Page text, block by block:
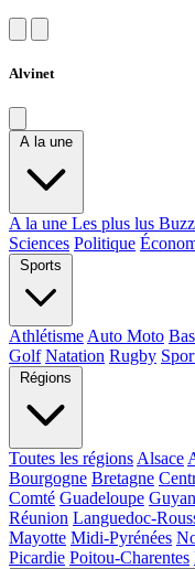
Alvinet
A la une
A la une Les plus lus Buzz
Sciences Politique
Sports
Athlétisme Auto Moto
Golf Natation Rugby
Régions
Toutes les régions Alsace
Bourgogne Bretagne
Comté Guadeloupe
Réunion Languedoc-
Mayotte Midi-Pyrénées
Picardie Poitou-Charentes